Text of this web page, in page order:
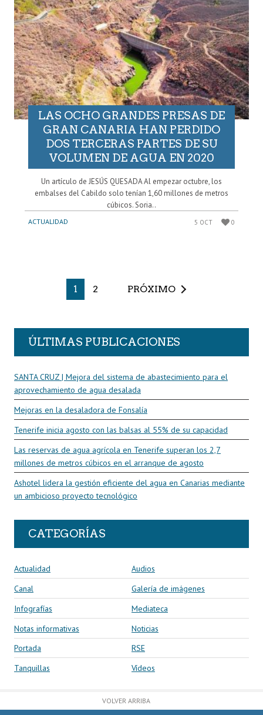
LAS OCHO GRANDES PRESAS DE
GRAN CANARIA HAN PERDIDO
DOS TERCERAS PARTES DE SU
VOLUMEN DE AGUA EN 2020
Un artículo de JESÚS QUESADA Al empezar octubre, los
embalses del Cabildo solo tenían 1,60 millones de metros
cúbicos. Soria..
ACTUALIDAD 5 OCT 0
1 2 PRÓXIMO
ÚLTIMAS PUBLICACIONES
SANTA CRUZ | Mejora del sistema de abastecimiento para el
aprovechamiento de agua desalada
Mejoras en la desaladora de Fonsalía
Tenerife inicia agosto con las balsas al 55% de su capacidad
Las reservas de agua agrícola en Tenerife superan los 2,7
millones de metros cúbicos en el arranque de agosto
Ashotel lidera la gestión eficiente del agua en Canarias mediante
un ambicioso proyecto tecnológico
CATEGORÍAS
Actualidad
Audios
Canal
Galería de imágenes
Infografías
Mediateca
Notas informativas
Noticias
Portada
RSE
Tanquillas
Vídeos
VOLVER ARRIBA